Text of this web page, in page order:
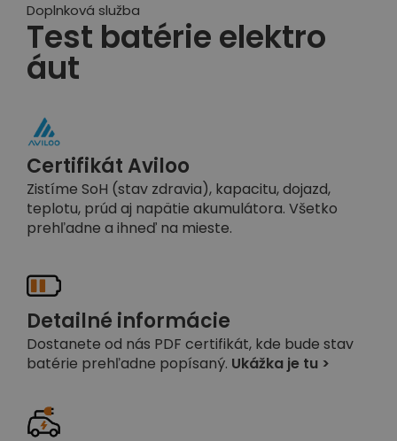
Doplnková služba
Test batérie elektro
áut
Certifikát Aviloo
Zistíme SoH (stav zdravia), kapacitu, dojazd,
teplotu, prúd aj napätie akumulátora. Všetko
prehľadne a ihneď na mieste.
Detailné informácie
Dostanete od nás PDF certifikát, kde bude stav
batérie prehľadne popísaný. Ukážka je tu >